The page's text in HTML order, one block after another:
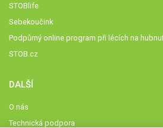
STOBlife
Sebekoučink
Podpůrný online program při lécích na
STOB.cz
DALŠÍ
O nás
Technická podpora